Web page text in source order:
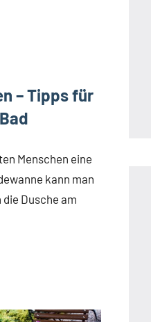
– Tipps für
Menschen eine
kann man
Dusche am